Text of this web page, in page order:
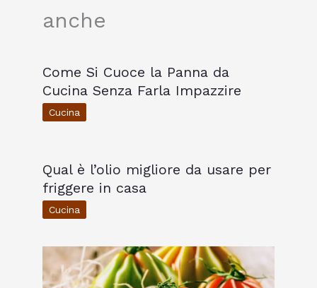
anche
Come Si Cuoce la Panna da
Cucina Senza Farla Impazzire
Cucina
Qual è l’olio migliore da usare per
friggere in casa
Cucina